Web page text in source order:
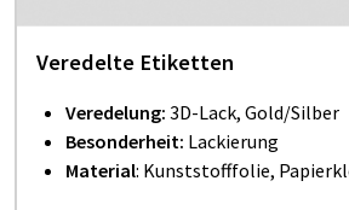
Veredelte Etiketten
Veredelung: 3D-Lack, Gold/Silber
Besonderheit: Lackierung
Material: Kunststofffolie,